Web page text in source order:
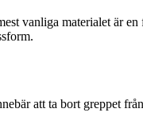
vanliga materialet är
att ta bort greppet